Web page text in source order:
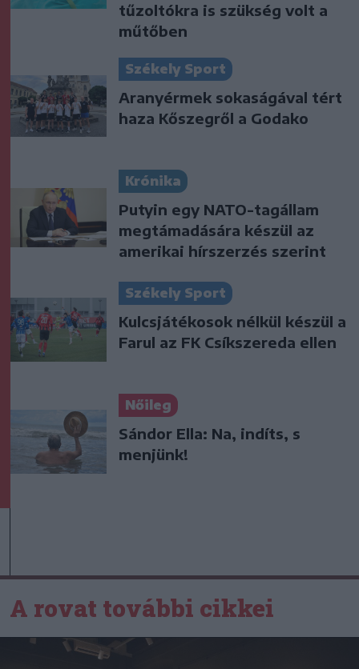
tűzoltókra is szükség volt a
műtőben
Székely Sport
Aranyérmek sokaságával tért
haza Kőszegről a Godako
Krónika
Putyin egy NATO-tagállam
megtámadására készül az
amerikai hírszerzés szerint
Székely Sport
Kulcsjátékosok nélkül készül a
Farul az FK Csíkszereda ellen
Nőileg
Sándor Ella: Na, indíts, s
menjünk!
A rovat további cikkei